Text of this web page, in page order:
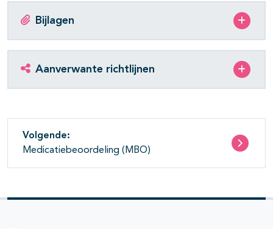
Bijlagen
Aanverwante richtlijnen
Volgende:
Medicatiebeoordeling (MBO)